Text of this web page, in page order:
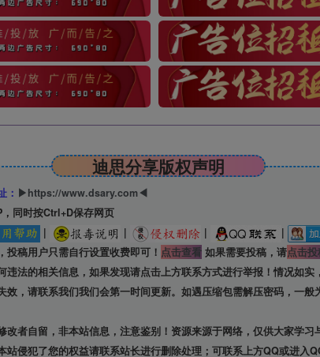
迪思分享版权声明
： ▶https://www.dsary.com◀
同时按Ctrl+D保存网页
| | |
|
稿用户只需自行设置收费即可！ 点击查看如果需要投稿，请点击投
违法的相关信息，如果发现请点击上方联系方式进行举报！情况如实
，请联系我们我们会第一时间更新。如遇压缩包需解压密码，一般
改者自留， 非本站信息，注意鉴别！资源来源于网络，仅供大家学习
侵犯了您的权益请联系站长进行删除处理；可联系上方QQ或进入